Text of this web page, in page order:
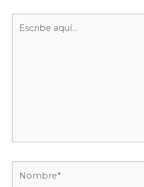
aquí...